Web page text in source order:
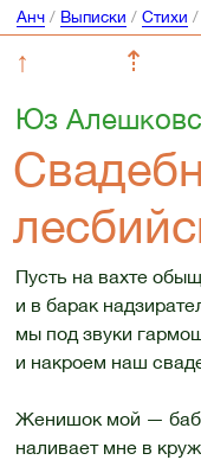
Анч/ Выписки / Стихи /
↑ ⇡
Юз
Пусть на вахте
и в барак
мы под звуки
и накроем наш
Женишок мой —
наливает мне в